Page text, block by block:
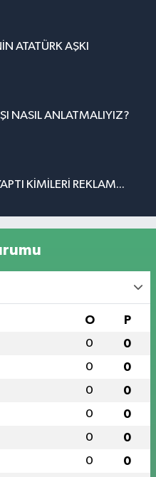
ATATÜRK AŞKI
NASIL ANLATMALIYIZ?
KİMİLERİ REKLAM...
O P
0 0
0 0
0 0
0 0
0 0
0 0